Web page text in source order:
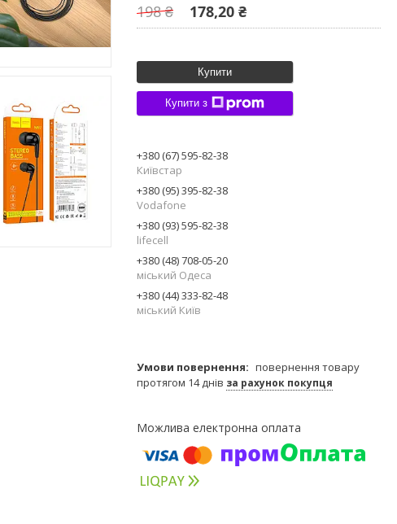
198 ₴ 178,20 ₴
Купити
Купити з
+380 (67) 595-82-38
Київстар
+380 (95) 395-82-38
Vodafone
+380 (93) 595-82-38
lifecell
+380 (48) 708-05-20
міський Одеса
+380 (44) 333-82-48
міський Київ
повернення товару
протягом 14 днів за рахунок покупця